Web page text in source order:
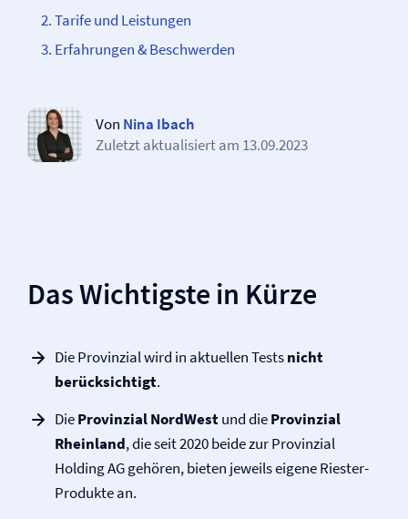
Tarife und Leistungen
Erfahrungen & Beschwerden
Von Nina Ibach
Zuletzt aktualisiert am 13.09.2023
Das Wichtigste in Kürze
Die Provinzial wird in aktuellen Testsnicht
berücksichtigt.
DieProvinzial NordWestund dieProvinzial
Rheinland, die seit 2020 beide zur Provinzial
Holding AG gehören, bieten jeweils eigene Riester-
Produkte an.